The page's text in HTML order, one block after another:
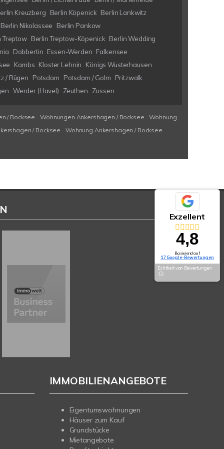
Kreuzberg Berlin Köpenick Berlin Lankwitz
Berlin Nikolassee
Berlin Pankow
Treptow Berlin Treptow-Köpenick Berlin Wedding
Dobbertin Essen-Werden Falkensee
Kambs Kloster Lehnin
Königs Wusterhausen
/ Rügen Potsdam Potsdam / Golm
Pritzwalk
Werder (Havel) Zeuthen Zossen
/ Bocksee Wohnungen Ankershagen / Bocksee
Wohnung
/ Bocksee
Wohnung Ankershagen / Bocksee
Exzellent
4,8
Basierend auf
17 Google-Bewertungen
Echtheit von Bewertungen
IMMOBILIENANGEBOTE
Eigentumswohnungen
Häuser zum Kauf
Grundstücke
Mietangebote